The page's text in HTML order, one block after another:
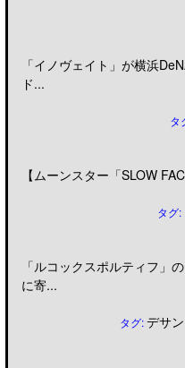
「イノヴェイト」が横浜
ド...
タ
【ムーンスター「SLOW
タグ:
「ルコックスポルティフ」
に寄...
タグ:デサ